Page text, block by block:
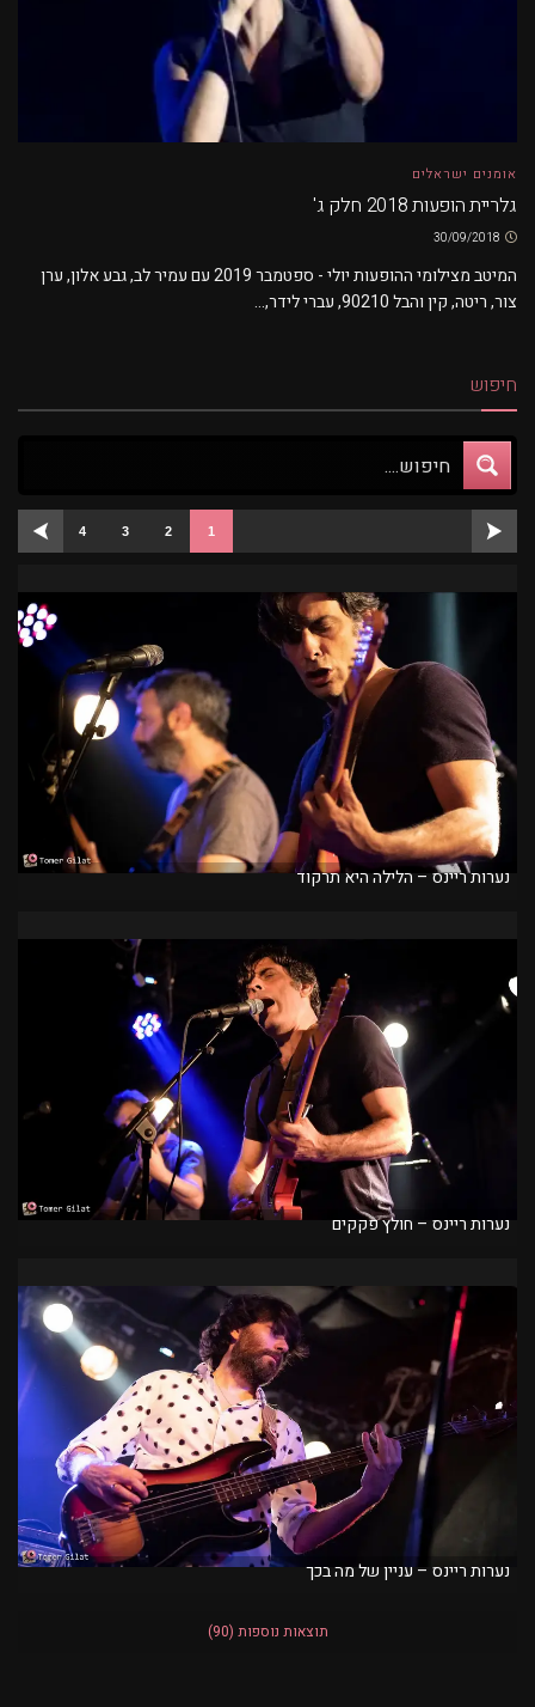
אומנים ישראלים
גלריית הופעות 2018 חלק ג'
המיטב מצילומי ההופעות יולי - ספטמבר 2019 עם עמיר לב, גבע אלון, ערן
צור, ריטה, קין והבל 90210, עברי לידר,...
חיפוש
1
2
3
4
נערות ריינס – הלילה היא תרקוד
נערות ריינס – חולץ פקקים
נערות ריינס – עניין של מה בכך
תוצאות נוספות (90)